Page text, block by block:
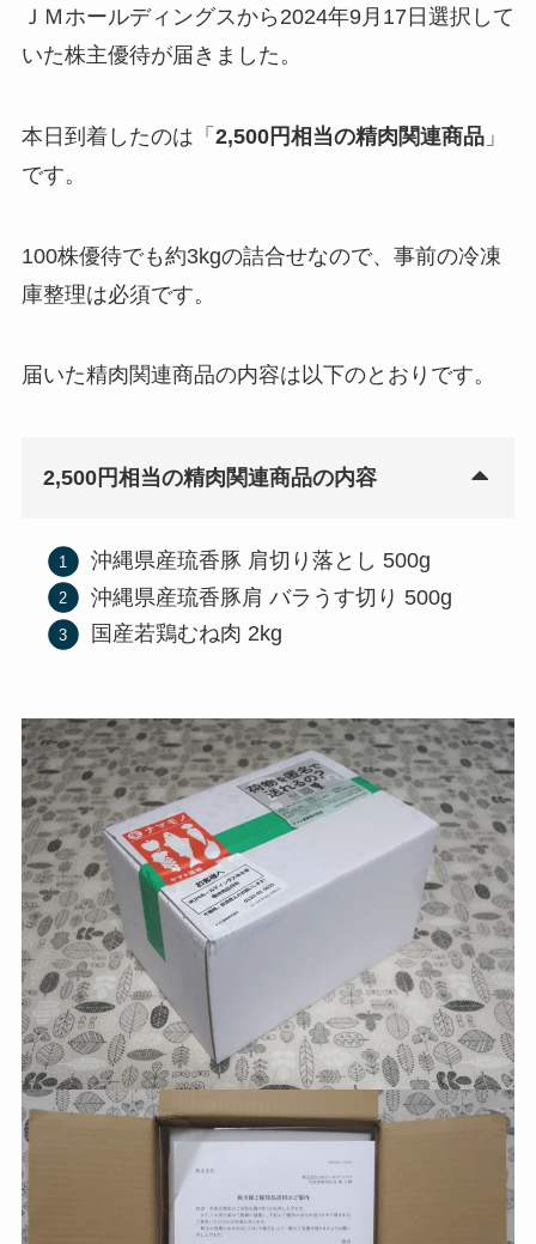
ＪＭホールディングスから2024年9月17日選択して
いた株主優待が届きました。
本日到着したのは「 2,500円相当の精肉関連商品」
です。
100株優待でも約3kgの詰合せなので、事前の冷凍
庫整理は必須です。
届いた精肉関連商品の内容は以下のとおりです。
2,500円相当の精肉関連商品の内容
沖縄県産琉香豚 肩切り落とし 500g
沖縄県産琉香豚肩 バラうす切り 500g
国産若鶏むね肉 2kg